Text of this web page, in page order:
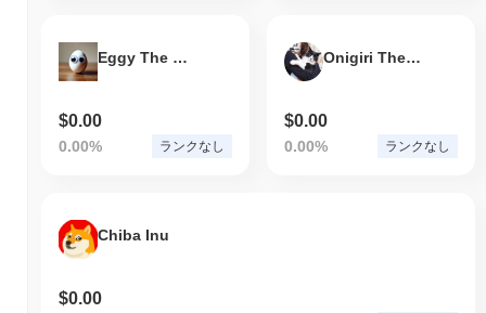
Eggy The Pet Egg
$0.00
0.00% ランクなし
Onigiri The Cat
$0.00
0.00% ランクなし
Chiba Inu
$0.00